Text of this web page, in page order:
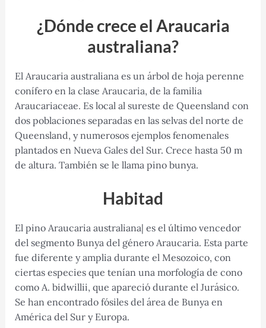
¿Dónde crece el Araucaria
australiana?
El Araucaria australiana es un árbol de hoja perenne
conífero en la clase Araucaria, de la familia
Araucariaceae. Es local al sureste de Queensland con
dos poblaciones separadas en las selvas del norte de
Queensland, y numerosos ejemplos fenomenales
plantados en Nueva Gales del Sur. Crece hasta 50 m
de altura. También se le llama pino bunya.
Habitad
El pino Araucaria australiana| es el último vencedor
del segmento Bunya del género Araucaria. Esta parte
fue diferente y amplia durante el Mesozoico, con
ciertas especies que tenían una morfología de cono
como A. bidwillii, que apareció durante el Jurásico.
Se han encontrado fósiles del área de Bunya en
América del Sur y Europa.